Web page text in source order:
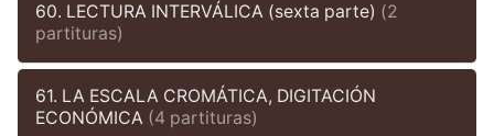
60. LECTURA INTERVÁLICA (sexta parte) (2
partituras)
61. LA ESCALA CROMÁTICA, DIGITACIÓN
ECONÓMICA (4 partituras)